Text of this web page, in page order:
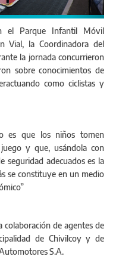
el Parque Infantil Móvil
Vial, la Coordinadora del
la jornada concurrieron
sobre conocimientos de
como ciclistas y
es que los niños tomen
y que, usándola con
seguridad adecuados es la
se constituye en un medio
colaboración de agentes de
de Chivilcoy y de
S.A.